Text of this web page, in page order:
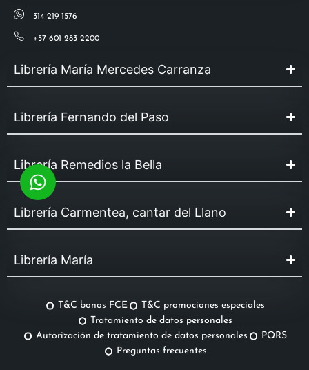
314 219 1576
+57 601 283 2200
Librería María Mercedes Carranza
Librería Fernando del Paso
Librería Remedios la Bella
Librería Carmentea, cantar del Llano
Librería María
T&C bonos FCE
T&C promociones especiales
Tratamiento de datos personales
Autorización de tratamiento de datos personales
PQRS
Preguntas frecuentes